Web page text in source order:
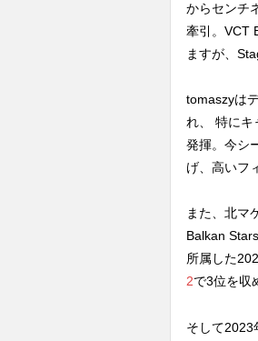
からセンチ
牽引。VCT
ますが、
tomaszyは
れ、 特にキ
発揮。今シ
げ、高いフ
また、北マ
Balkan
所属した
2で3位を収
そして2023